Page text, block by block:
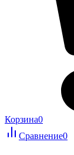
Корзина0
Сравнение0